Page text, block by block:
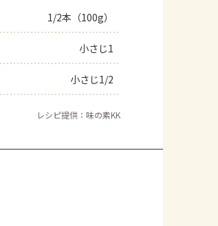
1/2本（100g）
小さじ1
小さじ1/2
レシピ提供：味の素KK